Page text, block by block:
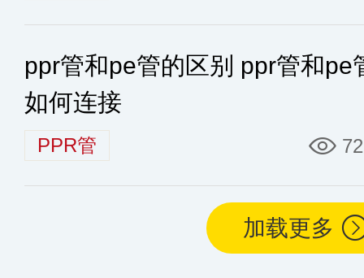
ppr管和pe管的区别 ppr管和pe
如何连接
PPR管
加载更多